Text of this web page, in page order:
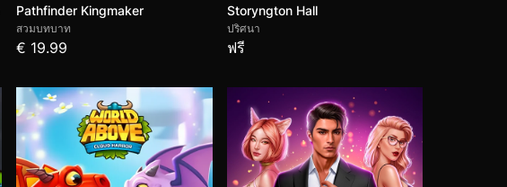
Pathfinder Kingmaker
สวมบทบาท
€ 19.99
Storyngton Hall
ปริศนา
ฟรี